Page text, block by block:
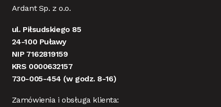
Ardant Sp. z o.o.
ul. Piłsudskiego 85
24-100 Puławy
NIP 7162819159
KRS 0000632157
730-005-454 (w godz. 8-16)
Zamówienia i obsługa klienta: